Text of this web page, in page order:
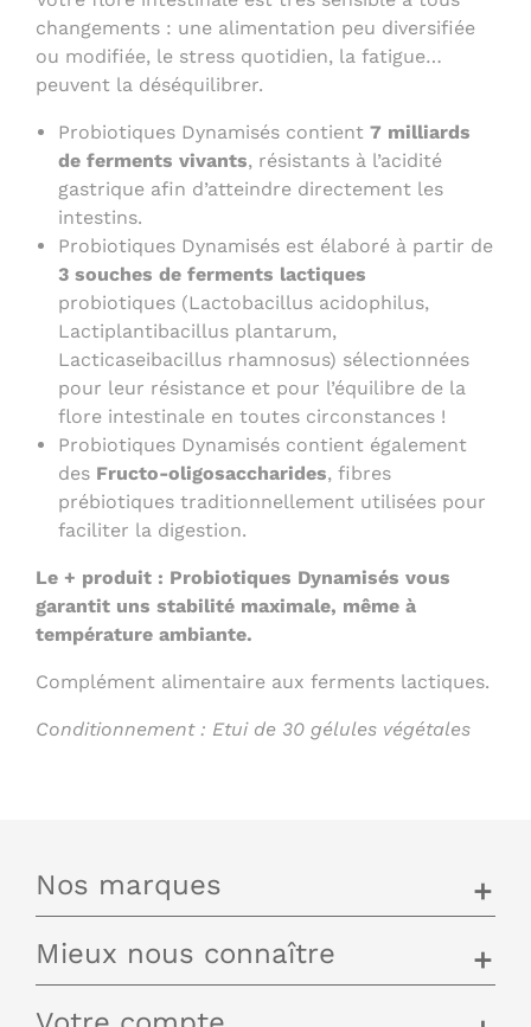
changements : une alimentation peu diversifiée
ou modifiée, le stress quotidien, la fatigue…
peuvent la déséquilibrer.
Probiotiques Dynamisés contient7 milliards
de ferments vivants, résistants à l’acidité
gastrique afin d’atteindre directement les
intestins.
Probiotiques Dynamisés est élaboré à partir de
3 souches de ferments lactiques
probiotiques (Lactobacillus acidophilus,
Lactiplantibacillus plantarum,
Lacticaseibacillus rhamnosus) sélectionnées
pour leur résistance et pour l’équilibre de la
flore intestinale en toutes circonstances !
Probiotiques Dynamisés contient également
des Fructo-oligosaccharides, fibres
prébiotiques traditionnellement utilisées pour
faciliter la digestion.
Le + produit : Probiotiques Dynamisés vous
garantit uns stabilité maximale, même à
température ambiante.
Complément alimentaire aux ferments lactiques.
Conditionnement : Etui de 30 gélules végétales
Nos marques add
Mieux nous connaître add